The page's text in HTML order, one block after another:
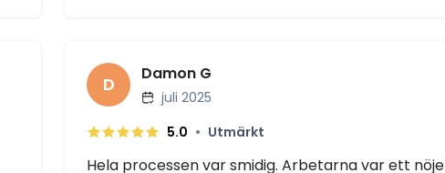
D Damon G
juli 2025
5.0 • Utmärkt
Hela processen var smidig. Arbetarna var ett nöje